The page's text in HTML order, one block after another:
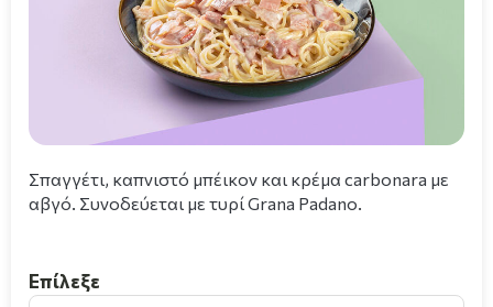
Σπαγγέτι, καπνιστό μπέικον και κρέμα carbonara με
αβγό. Συνοδεύεται με τυρί Grana Padano.
Επίλεξε